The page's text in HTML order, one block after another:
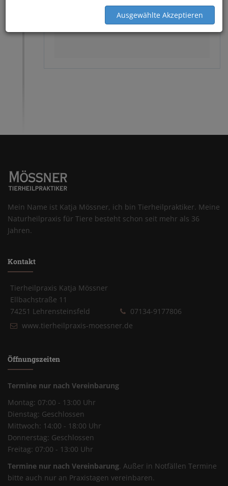
tolle praxis in schöner umgebung, dafür
lohnt es sich auch ein wenig zu warten.
Mein Name ist Katja Mössner, ich bin Tierheilpraktiker. Meine
Naturheilpraxis für Tiere besteht schon seit mehr als 36
Jahren.
Kontakt
Tierheilpraxis Katja Mössner
Ellbachstraße 11
74251 Lehrensteinsfeld
07134-9177806
www.tierheilpraxis-moessner.de
Öffnungszeiten
Termine nur nach Vereinbarung
Montag: 07:00 - 13:00 Uhr
Dienstag: Geschlossen
Mittwoch: 14:00 - 18:00 Uhr
Donnerstag: Geschlossen
Freitag: 07:00 - 13:00 Uhr
Termine nur nach Vereinbarung. Außer in Notfällen Termine
bitte auch nur an Praxistagen vereinbaren.